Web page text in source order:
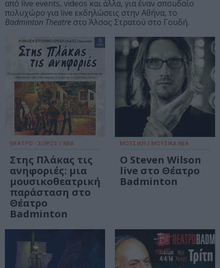
από live events, videos και άλλα, για έναν σπουδαίο
πολυχώρο για live εκδηλώσεις στην Αθήνα, το
Badminton Theatre στο Άλσος Στρατού στο Γουδή.
ΘΕΑΤΡΟ - ΧΟΡΟΣ / ΝΕΑ
Στης Πλάκας τις
ανηφοριές: μια
μουσικοθεατρική
παράσταση στο
Θέατρο
Badminton
ΜΟΥΣΙΚΗ / ΜΟΥΣΙΚΑ ΝΕΑ
Ο Steven Wilson
live στο Θέατρο
Badminton